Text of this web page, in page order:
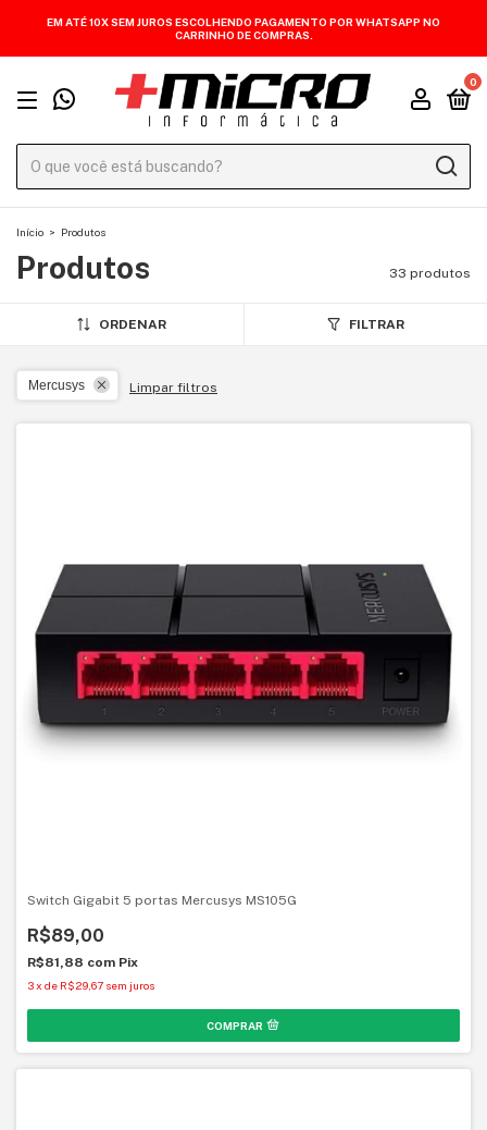
EM ATÉ 10X SEM JUROS ESCOLHENDO PAGAMENTO POR WHATSAPP NO
CARRINHO DE COMPRAS.
0
Início > Produtos
Produtos 33 produtos
ORDENAR FILTRAR
Mercusys Limpar filtros
Switch Gigabit 5 portas Mercusys MS105G
R$89,00
R$81,88 com Pix
3x de R$29,67 sem juros